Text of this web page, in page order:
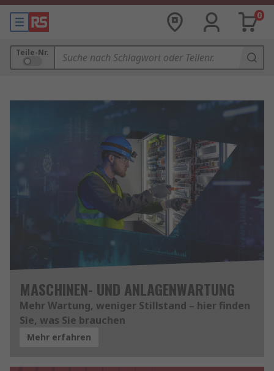
0
Teile-Nr.
MASCHINEN- UND ANLAGENWARTUNG
Mehr Wartung, weniger Stillstand – hier finden
Sie, was Sie brauchen
Mehr erfahren